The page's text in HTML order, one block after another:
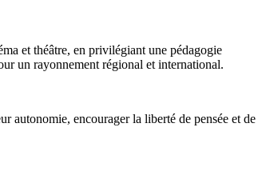
et théâtre, en privilégiant une pédagogie
un rayonnement régional et international.
autonomie, encourager la liberté de pensée et de